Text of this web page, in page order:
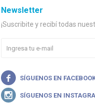
Newsletter
¡Suscribite y recibí todas

